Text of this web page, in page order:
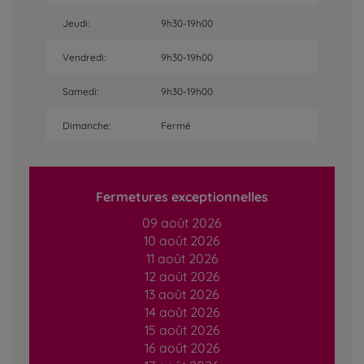
Jeudi: 9h30-19h00
Vendredi: 9h30-19h00
Samedi: 9h30-19h00
Dimanche: Fermé
Fermetures exceptionnelles
09 août 2026
10 août 2026
11 août 2026
12 août 2026
13 août 2026
14 août 2026
15 août 2026
16 août 2026